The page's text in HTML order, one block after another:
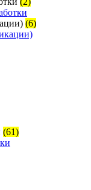
(6)
(61)